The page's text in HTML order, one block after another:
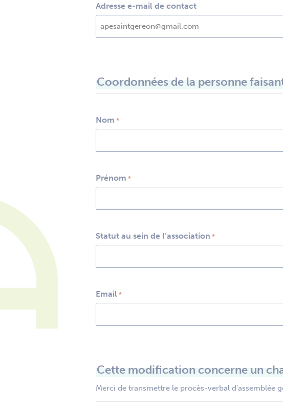
Adresse e-mail de contact
Coordonnées de la personne
Nom *
Prénom *
Statut au sein de l’association *
Email *
Cette modification concerne un
Merci de transmettre le procès-verbal d'assemblée